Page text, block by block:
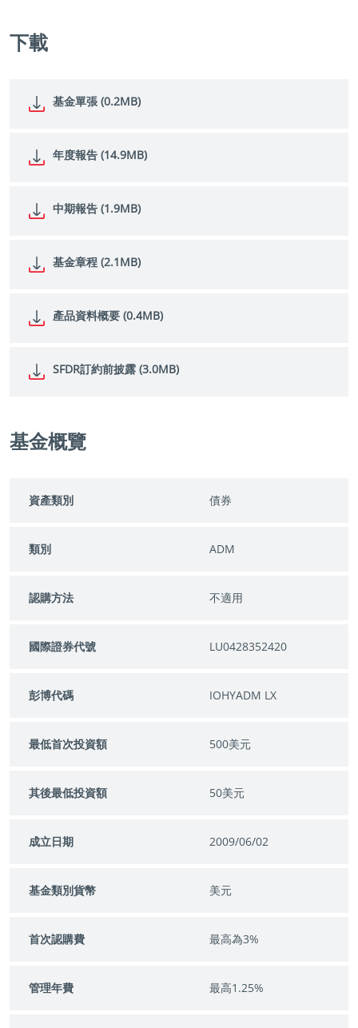
下載
基金單張 (0.2MB)
年度報告 (14.9MB)
中期報告 (1.9MB)
基金章程 (2.1MB)
產品資料概要 (0.4MB)
SFDR訂約前披露 (3.0MB)
基金概覽
資產類別 債券
類別 ADM
認購方法 不適用
國際證券代號 LU0428352420
彭博代碼 IOHYADM LX
最低首次投資額 500美元
其後最低投資額 50美元
成立日期 2009/06/02
基金類別貨幣 美元
首次認購費 最高為3%
管理年費 最高1.25%